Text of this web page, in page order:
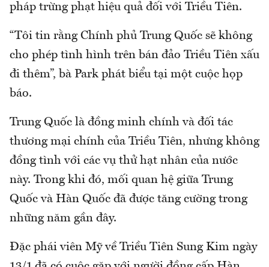
pháp trừng phạt hiệu quả đối với Triều Tiên.
“Tôi tin rằng Chính phủ Trung Quốc sẽ không
cho phép tình hình trên bán đảo Triều Tiên xấu
đi thêm”, bà Park phát biểu tại một cuộc họp
báo.
Trung Quốc là đồng minh chính và đối tác
thương mại chính của Triều Tiên, nhưng không
đồng tình với các vụ thử hạt nhân của nước
này. Trong khi đó, mối quan hệ giữa Trung
Quốc và Hàn Quốc đã được tăng cường trong
những năm gần đây.
Đặc phái viên Mỹ về Triều Tiên Sung Kim ngày